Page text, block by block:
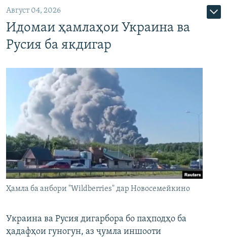
Август 04, 2026
Идомаи ҳамлаҳои Украина ва
Русия ба якдигар
Ҳамла ба анбори "Wildberries" дар Новосемейкино
Украина ва Русия дигарбора бо паҳподҳо ба
ҳадафҳои гуногун, аз ҷумла иншооти